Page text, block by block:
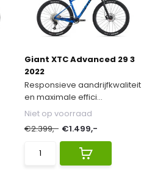
Giant XTC Advanced 29 3
2022
Responsieve aandrijfkwaliteit
en maximale effici...
Niet op voorraad
€2.399,- €1.499,-